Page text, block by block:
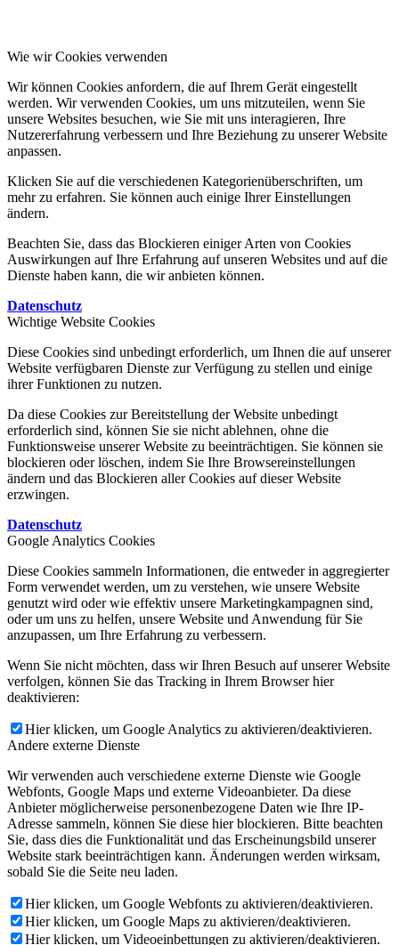
Wie wir Cookies verwenden
Wir können Cookies anfordern, die auf Ihrem Gerät eingestellt
werden. Wir verwenden Cookies, um uns mitzuteilen, wenn Sie
unsere Websites besuchen, wie Sie mit uns interagieren, Ihre
Nutzererfahrung verbessern und Ihre Beziehung zu unserer Website
anpassen.
Klicken Sie auf die verschiedenen Kategorienüberschriften, um
mehr zu erfahren. Sie können auch einige Ihrer Einstellungen
ändern.
Beachten Sie, dass das Blockieren einiger Arten von Cookies
Auswirkungen auf Ihre Erfahrung auf unseren Websites und auf die
Dienste haben kann, die wir anbieten können.
Datenschutz
Wichtige Website Cookies
Diese Cookies sind unbedingt erforderlich, um Ihnen die auf unserer
Website verfügbaren Dienste zur Verfügung zu stellen und einige
ihrer Funktionen zu nutzen.
Da diese Cookies zur Bereitstellung der Website unbedingt
erforderlich sind, können Sie sie nicht ablehnen, ohne die
Funktionsweise unserer Website zu beeinträchtigen. Sie können sie
blockieren oder löschen, indem Sie Ihre Browsereinstellungen
ändern und das Blockieren aller Cookies auf dieser Website
erzwingen.
Datenschutz
Google Analytics Cookies
Diese Cookies sammeln Informationen, die entweder in aggregierter
Form verwendet werden, um zu verstehen, wie unsere Website
genutzt wird oder wie effektiv unsere Marketingkampagnen sind,
oder um uns zu helfen, unsere Website und Anwendung für Sie
anzupassen, um Ihre Erfahrung zu verbessern.
Wenn Sie nicht möchten, dass wir Ihren Besuch auf unserer Website
verfolgen, können Sie das Tracking in Ihrem Browser hier
deaktivieren:
Hier klicken, um Google Analytics zu aktivieren/deaktivieren.
Andere externe Dienste
Wir verwenden auch verschiedene externe Dienste wie Google
Webfonts, Google Maps und externe Videoanbieter. Da diese
Anbieter möglicherweise personenbezogene Daten wie Ihre IP-
Adresse sammeln, können Sie diese hier blockieren. Bitte beachten
Sie, dass dies die Funktionalität und das Erscheinungsbild unserer
Website stark beeinträchtigen kann. Änderungen werden wirksam,
sobald Sie die Seite neu laden.
Hier klicken, um Google Webfonts zu aktivieren/deaktivieren.
Hier klicken, um Google Maps zu aktivieren/deaktivieren.
Hier klicken, um Videoeinbettungen zu aktivieren/deaktivieren.